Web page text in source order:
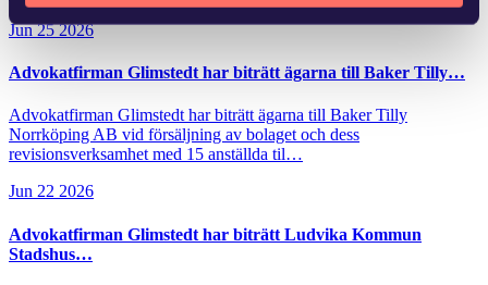
Jun 25 2026
Advokatfirman Glimstedt har biträtt ägarna till Baker Tilly…
Advokatfirman Glimstedt har biträtt ägarna till Baker Tilly
Norrköping AB vid försäljning av bolaget och dess
revisionsverksamhet med 15 anställda til…
Jun 22 2026
Advokatfirman Glimstedt har biträtt Ludvika Kommun
Stadshus…